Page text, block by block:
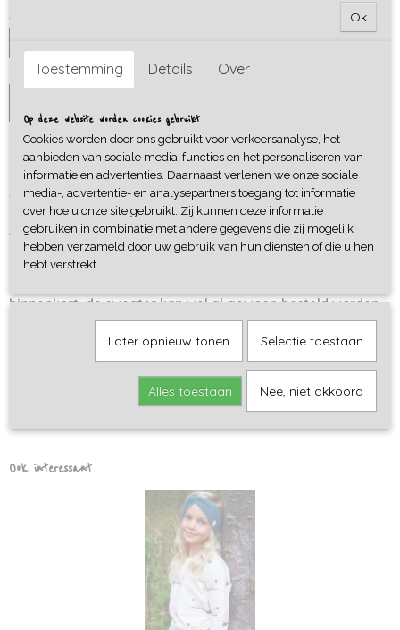
Aantal
Omschrijving
Sweater met geweldige uiltjes print van Eva Mouton, gemaakt
van biologisch katoen (french terry, iets dikker dan
jersey/tricot). Met bijpassende okergele boorden.
binnenkort, de sweater kan wel al gewoon besteld worden.
Ook interessant
Ok
Toestemming Details Over
Op deze website worden cookies gebruikt
Cookies worden door ons gebruikt voor verkeersanalyse, het
aanbieden van sociale media-functies en het personaliseren van
informatie en advertenties. Daarnaast verlenen we onze sociale
media-, advertentie- en analysepartners toegang tot informatie
over hoe u onze site gebruikt. Zij kunnen deze informatie
gebruiken in combinatie met andere gegevens die zij mogelijk
hebben verzameld door uw gebruik van hun diensten of die u hen
hebt verstrekt.
Later opnieuw tonen Selectie toestaan
Alles toestaan Nee, niet akkoord